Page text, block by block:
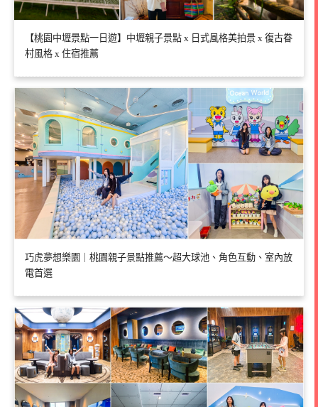
【桃園中壢景點一日遊】中壢親子景點 x 日式風格美拍景 x 復古眷
村風格 x 住宿推薦
巧虎夢想樂園｜桃園親子景點推薦～超大球池、角色互動、室內放
電首選